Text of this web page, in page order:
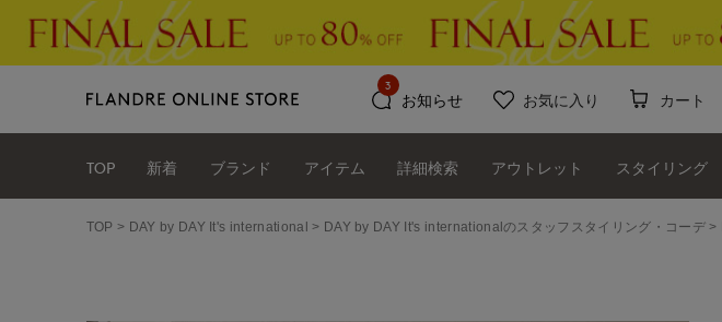
お知らせ
3
お気に入り カート
TOP 新着 ブランド アイテム 詳細検索 アウトレット スタイリング
TOP DAY by DAY It's international DAY by DAY It's internationalのスタッフスタイリング・コーデ